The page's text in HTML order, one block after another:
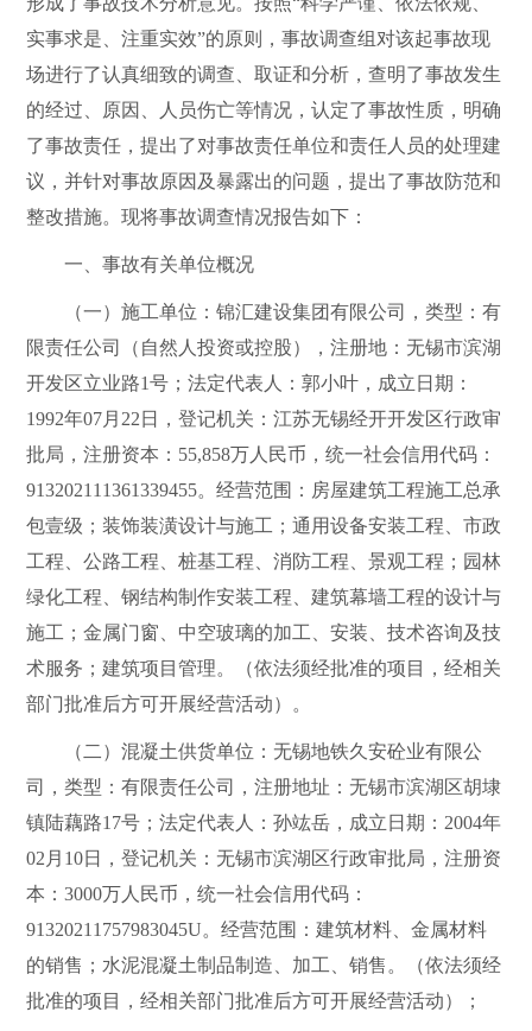
实事求是、注重实效”的原则，事故调查组对该起事故现
场进行了认真细致的调查、取证和分析，查明了事故发生
的经过、原因、人员伤亡等情况，认定了事故性质，明确
了事故责任，提出了对事故责任单位和责任人员的处理建
议，并针对事故原因及暴露出的问题，提出了事故防范和
整改措施。现将事故调查情况报告如下：
一、事故有关单位概况
（一）施工单位：锦汇建设集团有限公司，类型：有
限责任公司（自然人投资或控股），注册地：无锡市滨湖
开发区立业路1号；法定代表人：郭小叶，成立日期：
1992年07月 22 日，登记机关：江苏无锡经开开发区行政审
批局，注册资本： 55,858万人民币，统一社会信用代码：
913202111361339455。经营范围：房屋建筑工程施工总承
包壹级；装饰装潢设计与施工；通用设备安装工程、市政
工程、公路工程、桩基工程、消防工程、景观工程；园林
绿化工程、钢结构制作安装工程、建筑幕墙工程的设计与
施工；金属门窗、中空玻璃的加工、安装、技术咨询及技
术服务；建筑项目管理。（依法须经批准的项目，经相关
部门批准后方可开展经营活动）。
（二）混凝土供货单位：无锡地铁久安砼业有限公
司，类型：有限责任公司，注册地址：无锡市滨湖区胡埭
镇陆藕路17号；法定代表人：孙竑岳，成立日期： 2004年
02 月 10日，登记机关：无锡市滨湖区行政审批局，注册资
本：3000万人民币，统一社会信用代码：
91320211757983045U。经营范围：建筑材料、金属材料
的销售；水泥混凝土制品制造、加工、销售。（依法须经
批准的项目，经相关部门批准后方可开展经营活动）；